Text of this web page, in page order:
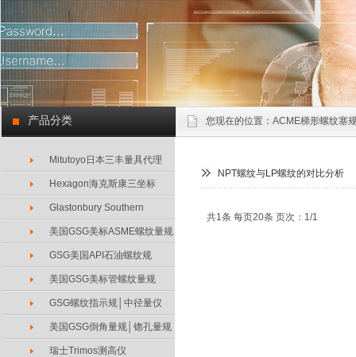
您现在的位置： ACME梯形螺纹塞
产品分类
Mitutoyo日本三丰量具代理
Hexagon海克斯康三坐标
Glastonbury Southern
美国GSG美标ASME螺纹量规
GSG美国API石油螺纹规
美国GSG美标管螺纹量规
GSG螺纹指示规│中径量仪
美国GSG倒角量规│锪孔量规
瑞士Trimos测高仪
NPT螺纹与LP螺纹的对比分析
共1条 每页20条 页次：1/1